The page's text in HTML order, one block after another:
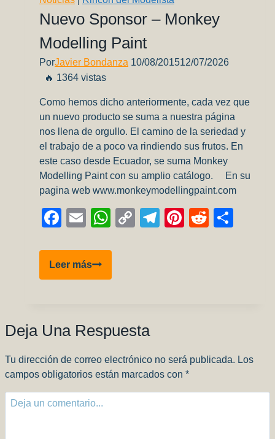
Nuevo Sponsor – Monkey
Modelling Paint
PorJavier Bondanza 10/08/201512/07/2026
🔥 1364 vistas
Como hemos dicho anteriormente, cada vez que
un nuevo producto se suma a nuestra página
nos llena de orgullo. El camino de la seriedad y
el trabajo de a poco va rindiendo sus frutos. En
este caso desde Ecuador, se suma Monkey
Modelling Paint con su amplio catálogo. En su
pagina web www.monkeymodellingpaint.com
Facebook
EmailWhatsApp
CopyTelegram
Pinterest
Reddit
Leer másNuevo
sponsor
Paint
Deja Una Respuesta
Tu dirección de correo electrónico no será publicada. Los
campos obligatorios están marcados con *